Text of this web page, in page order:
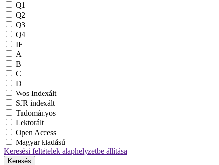
Q1
Q2
Q3
Q4
IF
A
B
C
D
Wos Indexált
SJR indexált
Tudományos
Lektorált
Open Access
Magyar kiadású
Keresési feltételek alaphelyzetbe állítása
Keresés